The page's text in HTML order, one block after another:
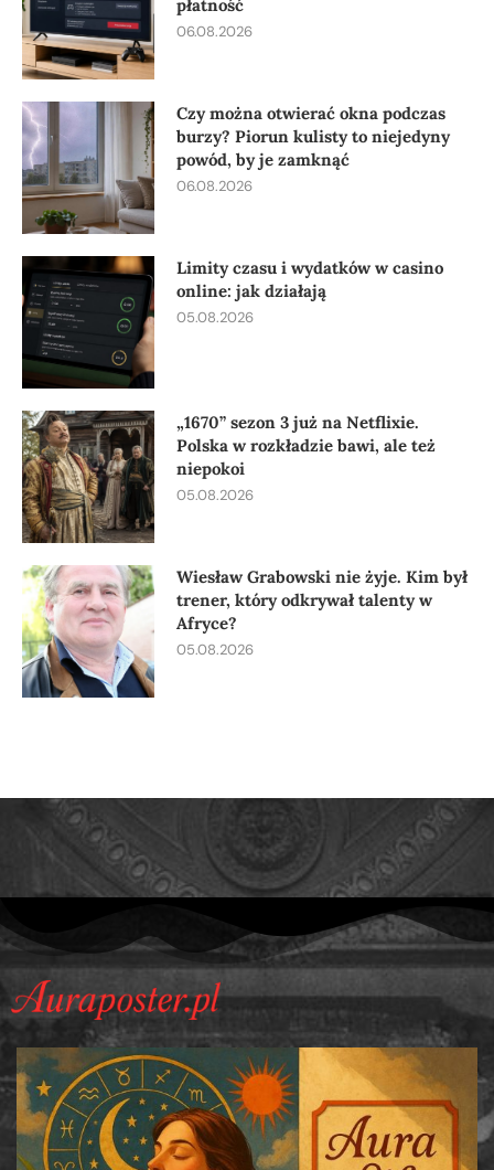
płatność
06.08.2026
Czy można otwierać okna podczas
burzy? Piorun kulisty to niejedyny
powód, by je zamknąć
06.08.2026
Limity czasu i wydatków w casino
online: jak działają
05.08.2026
„1670” sezon 3 już na Netflixie.
Polska w rozkładzie bawi, ale też
niepokoi
05.08.2026
Wiesław Grabowski nie żyje. Kim był
trener, który odkrywał talenty w
Afryce?
05.08.2026